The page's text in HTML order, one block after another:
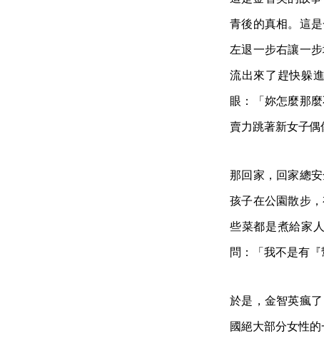
青後的真相。這
左退一步右讓一
流出來了趕快躲
眼：「妳怎麼那
賣力跳著新女子偶
那回家，回家總
孩子在公園散步
些菜都是煮給家
問：「我不是有『
於是，金智英瘋
國絕大部分女性的